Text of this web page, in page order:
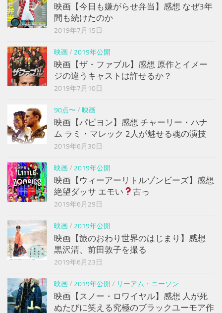
映画【今日も嫌がらせ弁当】感想 なぜ3年
間も続けたのか
2019年7月15日
映画/ 2019年公開
映画【ザ・ファブル】感想 原作とイメー
ジの違うキャストは許せるか？
2019年7月10日
90点〜 / 映画
映画【パピヨン】感想 チャーリー・ハナ
ム ラミ・マレック 2人が魅せる魂の演技
2019年6月30日
映画/ 2019年公開
映画【ウィーアーリトルゾンビーズ】感想
絶望ダッサ エモい
古っ
2019年6月29日
映画/ 2019年公開
映画【旅のおわり世界のはじまり】感想
黒沢清、前田敦子を撮る
2019年6月23日
映画/ 2019年公開 / リーアム・ニーソン
映画【スノー・ロワイヤル】感想 人が死
ぬたびに笑える究極のブラックユーモア作